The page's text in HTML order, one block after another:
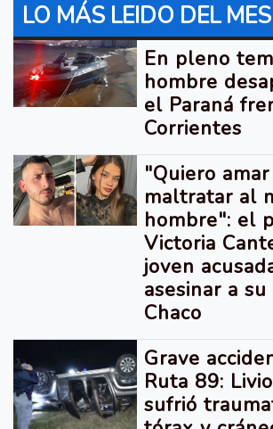
LO MÁS LEIDO DEL MES
En pleno
hombre
el Paraná
Corrientes
"Quiero
maltratar al
hombre": el
Victoria
joven
asesinar a
Chaco
Grave
Ruta 89:
sufrió